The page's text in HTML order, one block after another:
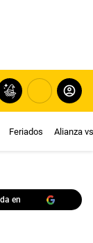
Feriados Alianza
en